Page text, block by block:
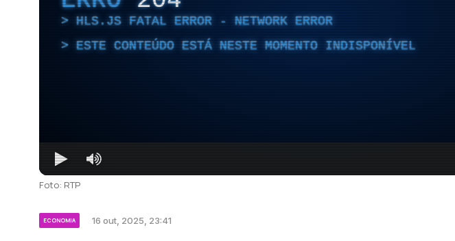
HLS.JS FATAL ERROR - NETWORK ERROR
ESTE CONTEÚDO ESTÁ NESTE MOMENTO INDISPONÍVEL
Foto: RTP
ECONOMIA 16 out, 2025, 23:41